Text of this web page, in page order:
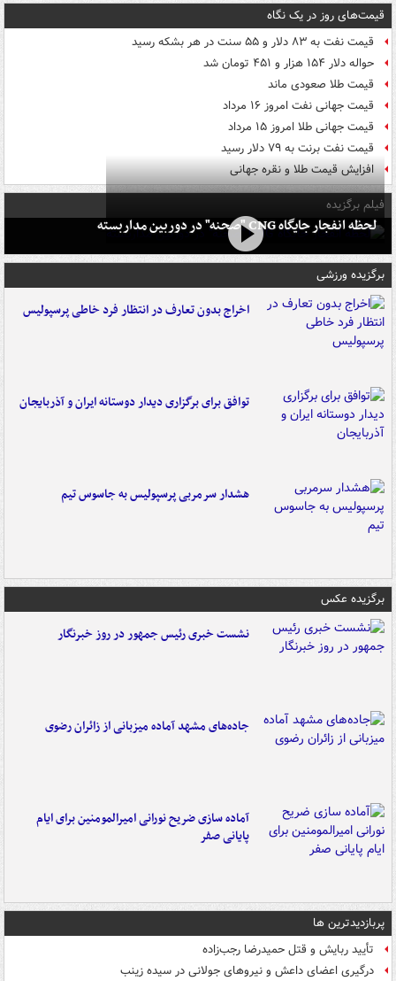
قیمت‌های روز در یک نگاه
قیمت نفت به ۸۳ دلار و ۵۵ سنت در هر بشکه رسید
حواله دلار ۱۵۴ هزار و ۴۵۱ تومان شد
قیمت طلا صعودی ماند
قیمت جهانی نفت امروز ۱۶ مرداد
قیمت جهانی طلا امروز ۱۵ مرداد
قیمت نفت برنت به ۷۹ دلار رسید
افزایش قیمت طلا و نقره جهانی
فیلم برگزیده
لحظه انفجار جایگاه CNG "صحنه" در دوربین مداربسته
برگزیده ورزشی
اخراج بدون تعارف در انتظار فرد خاطی پرسپولیس
توافق برای برگزاری دیدار دوستانه ایران و آذربایجان
هشدار سرمربی پرسپولیس به جاسوس تیم
برگزیده عکس
نشست خبری رئیس جمهور در روز خبرنگار
جاده‌های مشهد آماده میزبانی از زائران رضوی
آماده سازی ضریح نورانی امیرالمومنین برای ایام
پایانی صفر
پربازدیدترین ها
تأیید ربایش و قتل حمیدرضا رجب‌زاده
درگیری اعضای داعش و نیروهای جولانی در سیده زینب